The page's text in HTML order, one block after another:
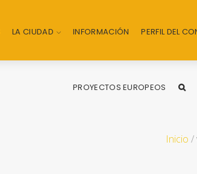
LA CIUDAD INFORMACIÓN PERFIL DEL
PROYECTOS EUROPEOS
Inicio /